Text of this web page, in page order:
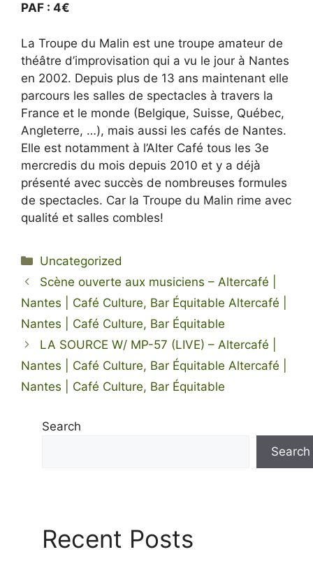
PAF : 4€
La Troupe du Malin est une troupe amateur de
théâtre d’improvisation qui a vu le jour à Nantes
en 2002. Depuis plus de 13 ans maintenant elle
parcours les salles de spectacles à travers la
France et le monde (Belgique, Suisse, Québec,
Angleterre, …), mais aussi les cafés de Nantes.
Elle est notamment à l’Alter Café tous les 3e
mercredis du mois depuis 2010 et y a déjà
présenté avec succès de nombreuses formules
de spectacles. Car la Troupe du Malin rime avec
qualité et salles combles!
Categories
Uncategorized
Scène ouverte aux musiciens – Altercafé |
Nantes | Café Culture, Bar Équitable Altercafé |
Nantes | Café Culture, Bar Équitable
LA SOURCE W/ MP-57 (LIVE) – Altercafé |
Nantes | Café Culture, Bar Équitable Altercafé |
Nantes | Café Culture, Bar Équitable
Search
Search
Recent Posts